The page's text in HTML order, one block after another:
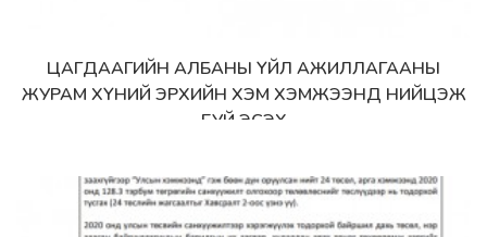
Дэлгэрэнгүй
ЦАГДААГИЙН АЛБАНЫ ҮЙЛ АЖИЛЛАГААНЫ
ЖУРАМ ХҮНИЙ ЭРХИЙН ХЭМ ХЭМЖЭЭНД НИЙЦЭЖ
БУЙ ЭСЭХ